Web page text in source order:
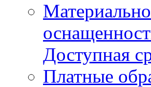
Доступная
Платные